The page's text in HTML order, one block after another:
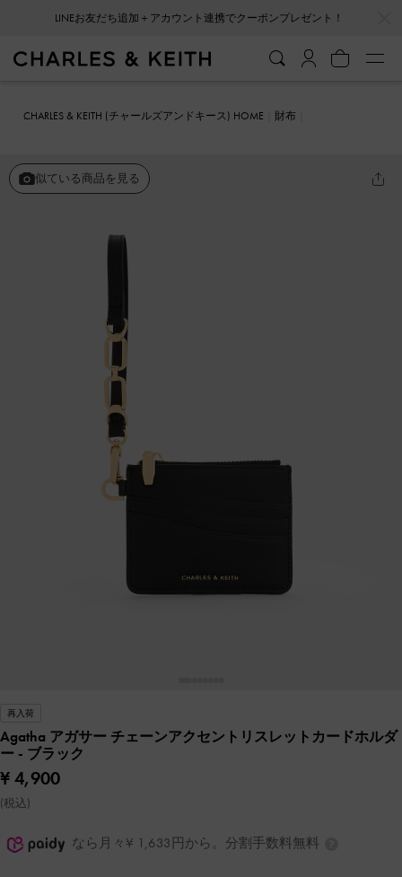
LINEお友だち追加＋アカウント連携でクーポンプレゼント！
CHARLES & KEITH (チャールズアンドキース) HOME
財布
似ている商品を見る
再入荷
Agatha アガサー チェーンアクセントリスレットカードホルダ
ー - ブラック
¥ 4,900
(税込)
なら月々¥ 1,633円から。分割手数料無料